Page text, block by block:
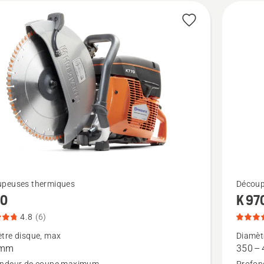
thermiques
4.8 (6)
disque, max
Voir
plus
détails
sur
K
350 –